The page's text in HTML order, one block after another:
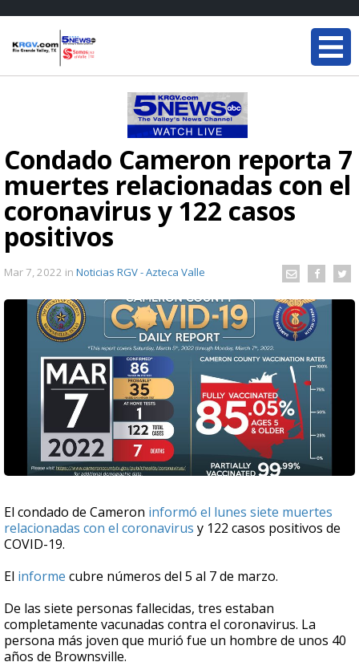
Condado Cameron reporta 7
muertes relacionadas con el
coronavirus y 122 casos
positivos
Mar 7, 2022 in Noticias RGV - Azteca Valle
El condado de Cameron informó el lunes siete muertes
relacionadas con el coronavirus y 122 casos positivos de
COVID-19.
El informe cubre números del 5 al 7 de marzo.
De las siete personas fallecidas, tres estaban
completamente vacunadas contra el coronavirus. La
persona más joven que murió fue un hombre de unos 40
años de Brownsville.